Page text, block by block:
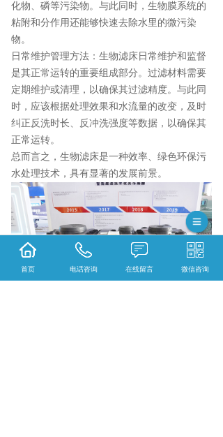
化物、磷等污染物。与此同时，生物膜系统的
粘附和分作用还能够快速去除水里的微污染
物。
日常维护管理方法：生物滤床日常维护和监督
是其正常运转的重要组成部分。过滤材料需要
定期维护或清理，以确保其过滤精度。与此同
时，应该根据处理效果和水流量的改变，及时
纠正反洗时长、反冲洗强度等数据，以确保其
正常运转。
总而言之，生物滤床是一种效率、绿色环保污
水处理技术，具有显著的发展前景。
首页 电话咨询 在线留言 微信咨询